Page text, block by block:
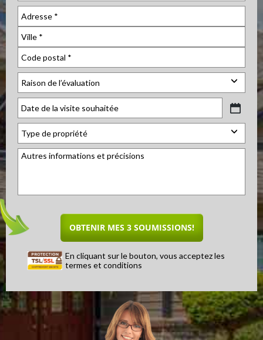
En cliquant sur le bouton, vous acceptez les
termes et conditions